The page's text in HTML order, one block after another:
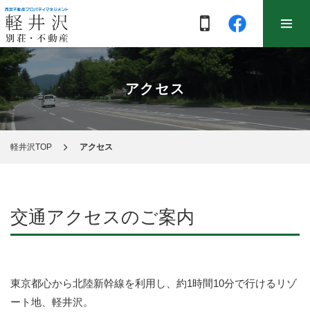
アクセス
軽井沢TOP アクセス
交通アクセスのご案内
東京都心から北陸新幹線を利用し、約1時間10分で行けるリゾ
ート地、軽井沢。